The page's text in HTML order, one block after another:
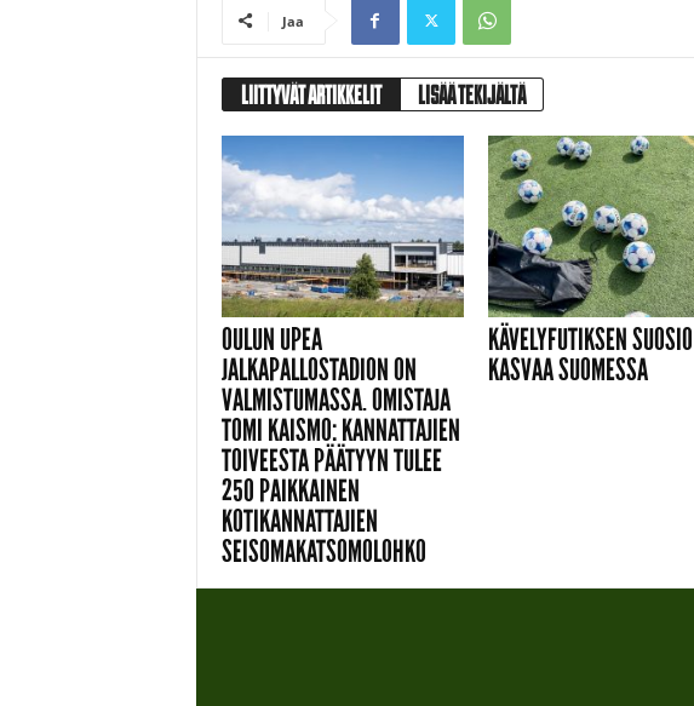
Jaa
LIITTYVÄT ARTIKKELIT LISÄÄ TEKIJÄLTÄ
OULUN UPEA
JALKAPALLOSTADION ON
VALMISTUMASSA. OMISTAJA
TOMI KAISMO: KANNATTAJIEN
TOIVEESTA PÄÄTYYN TULEE
250 PAIKKAINEN
KOTIKANNATTAJIEN
SEISOMAKATSOMOLOHKO
KÄVELYFUTIKSEN SUOSIO
KASVAA SUOMESSA